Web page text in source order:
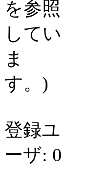
を参照
してい
ま
す。)
登録ユ
ーザ: 0